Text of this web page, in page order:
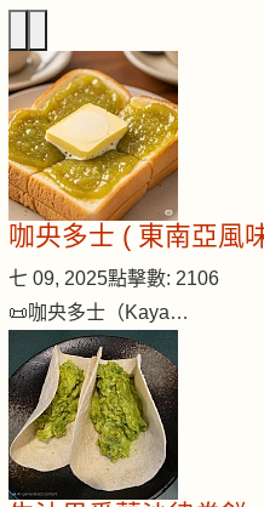
咖央多士 ( 東南亞風
七 09, 2025點擊數: 2106
📜咖央多士（Kaya…